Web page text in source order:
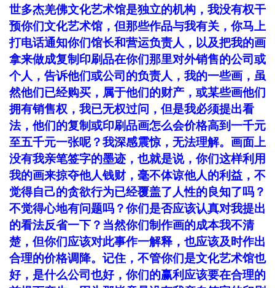
世多杰羌佛文化艺术馆是独立的机构，我没有权干
预你们文化艺术馆，但那些作品与我有关，你马上
打电话通知你们馆长和营运负责人，以及把我的画
拿来做成复制印刷品在你们那里对外销售的公司或
个人，告诉他们或公司的负责人，我的一些画，虽
然他们已经购买，属于他们的财产，或某些画他们
拥有销售权，我已无权过问，但是我必须提出看
法，他们的复制或印刷品画怎么会价格高到一千元
至五千元一张呢？我深感震惊，无法理解。画面上
没有我亲笔签字的墨迹，也就是说，你们这样利用
我的画来掠夺他人钱财，毫不体谅他人的利益，不
觉得自己的贪欲行为已经覆盖了人性的良知了吗？
不觉得心地有问题吗？你们是否应该认真对我提出
的看法反省一下？当然你们制作画的成本我不清
楚，但你们应该对此事作一解释，也应该及时作出
合理的价格调降。记住，不管你们是文化艺术馆也
好，是什么公司也好，你们的赢利应该要在合理的